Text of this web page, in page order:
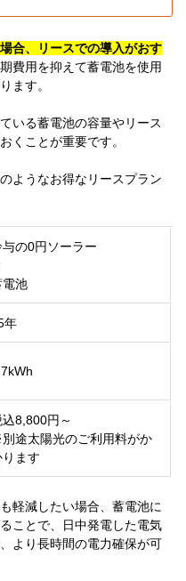
合、リースでの導入がおす
費用を抑えて蓄電池を使用
ます。
いる蓄電池の容量やリース
くことが重要です。
ようなお得なリースプラン
与の0円ソーラー
電池
年
込8,800円～
途太陽光のご利用料がか
ります
軽減したい場合、蓄電池に
ことで、日中発電した電気
より長時間の電力確保が可